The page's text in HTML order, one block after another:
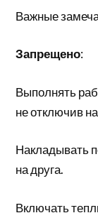
Важные
Запрещено:
Выполнять
не отключив
Накладывать
на друга.
Включать